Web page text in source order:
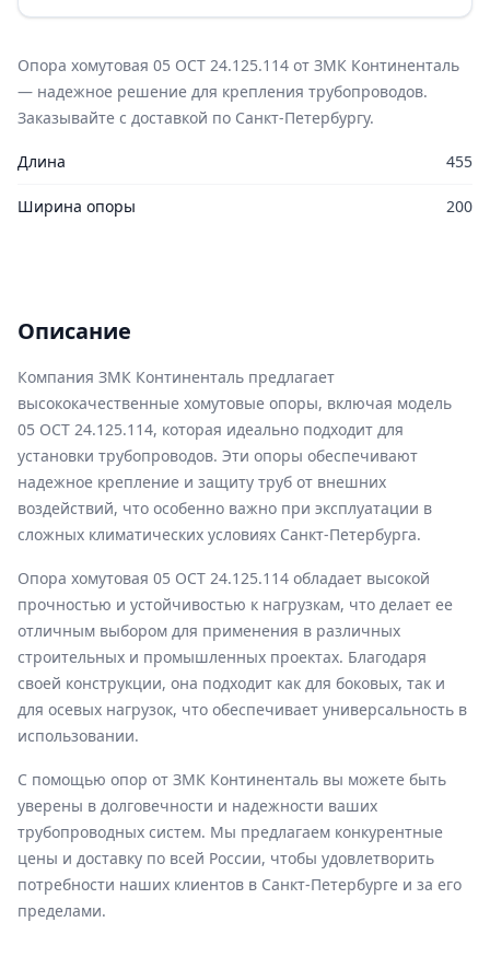
Опора хомутовая 05 ОСТ 24.125.114 от ЗМК Континенталь
— надежное решение для крепления трубопроводов.
Заказывайте с доставкой по Санкт-Петербургу.
Длина 455
Ширина опоры 200
Описание
Компания ЗМК Континенталь предлагает
высококачественные хомутовые опоры, включая модель
05 ОСТ 24.125.114, которая идеально подходит для
установки трубопроводов. Эти опоры обеспечивают
надежное крепление и защиту труб от внешних
воздействий, что особенно важно при эксплуатации в
сложных климатических условиях Санкт-Петербурга.
Опора хомутовая 05 ОСТ 24.125.114 обладает высокой
прочностью и устойчивостью к нагрузкам, что делает ее
отличным выбором для применения в различных
строительных и промышленных проектах. Благодаря
своей конструкции, она подходит как для боковых, так и
для осевых нагрузок, что обеспечивает универсальность в
использовании.
С помощью опор от ЗМК Континенталь вы можете быть
уверены в долговечности и надежности ваших
трубопроводных систем. Мы предлагаем конкурентные
цены и доставку по всей России, чтобы удовлетворить
потребности наших клиентов в Санкт-Петербурге и за его
пределами.